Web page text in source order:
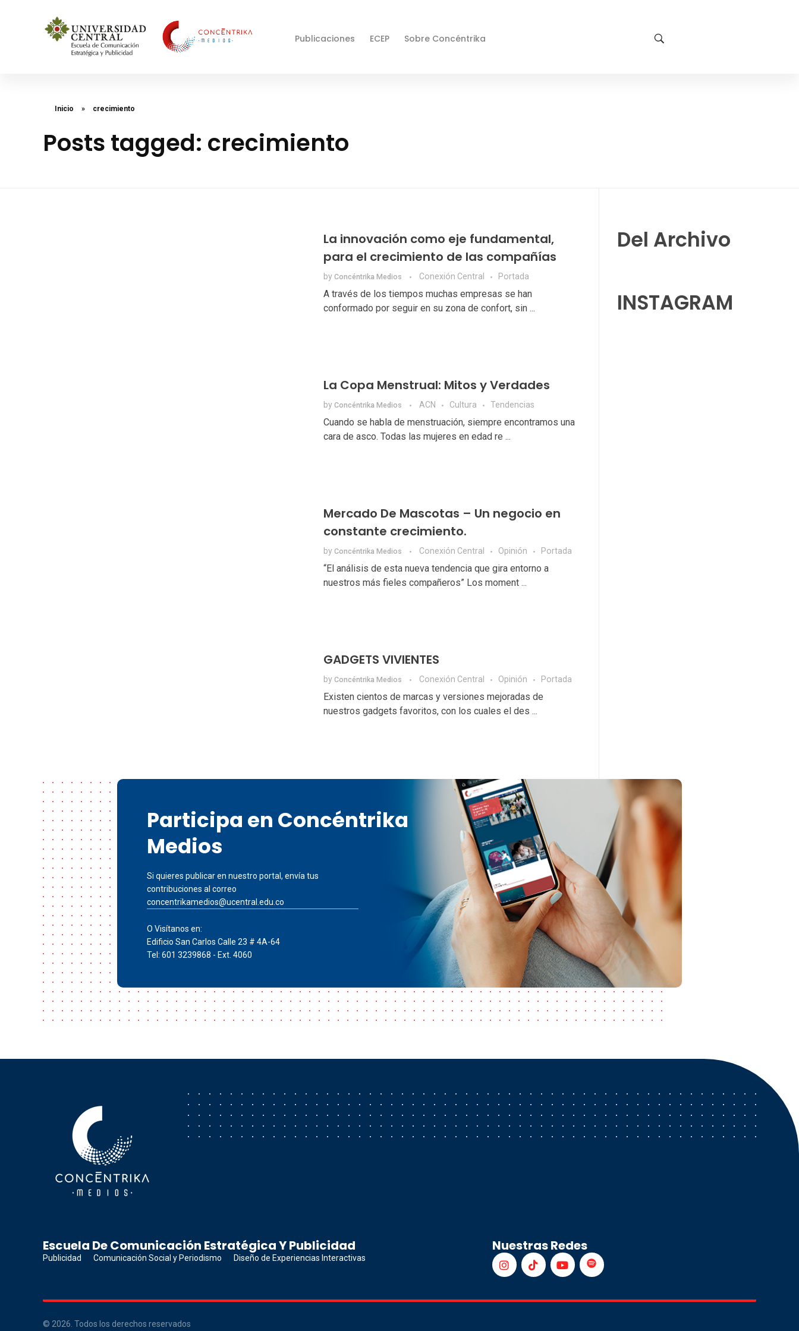
Publicaciones ECEP Sobre Concéntrika
Inicio » crecimiento
Posts tagged: crecimiento
La innovación como eje fundamental,
para el crecimiento de las compañías
by Concéntrika Medios Conexión Central Portada
A través de los tiempos muchas empresas se han
conformado por seguir en su zona de confort, sin ...
La Copa Menstrual: Mitos y Verdades
by Concéntrika Medios ACN Cultura Tendencias
Cuando se habla de menstruación, siempre encontramos una
cara de asco. Todas las mujeres en edad re ...
Mercado De Mascotas – Un negocio en
constante crecimiento.
by Concéntrika Medios Conexión Central Opinión Portada
“El análisis de esta nueva tendencia que gira entorno a
nuestros más fieles compañeros” Los moment ...
GADGETS VIVIENTES
by Concéntrika Medios Conexión Central Opinión Portada
Existen cientos de marcas y versiones mejoradas de
nuestros gadgets favoritos, con los cuales el des ...
Del Archivo
INSTAGRAM
Participa en Concéntrika
Medios
Si quieres publicar en nuestro portal, envía tus
contribuciones al correo
concentrikamedios@ucentral.edu.co
O Visítanos en:
Edificio San Carlos Calle 23 # 4A-64
Tel: 601 3239868 - Ext. 4060
Escuela De Comunicación Estratégica Y Publicidad
Publicidad Comunicación Social y Periodismo Diseño de Experiencias Interactivas
Nuestras Redes
© 2026. Todos los derechos reservados